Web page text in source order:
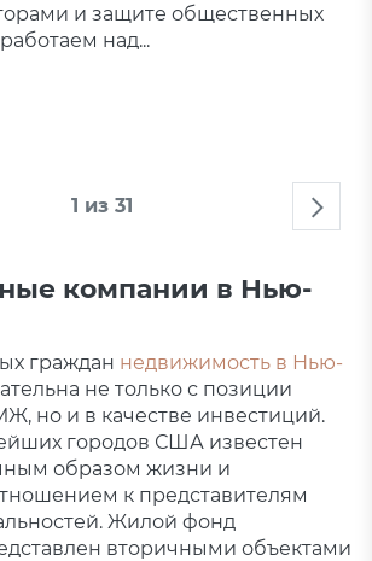
и защите общественных
над...
1 из 31
компании в Нью-
граждан недвижимость в Нью-
не только с позиции
но и в качестве инвестиций.
городов США известен
образом жизни и
к представителям
Жилой фонд
вторичными объектами